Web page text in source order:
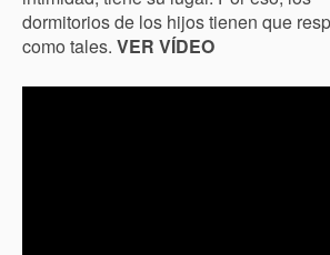
dormitorios de los hijos tienen que
como tales. VER VÍDEO